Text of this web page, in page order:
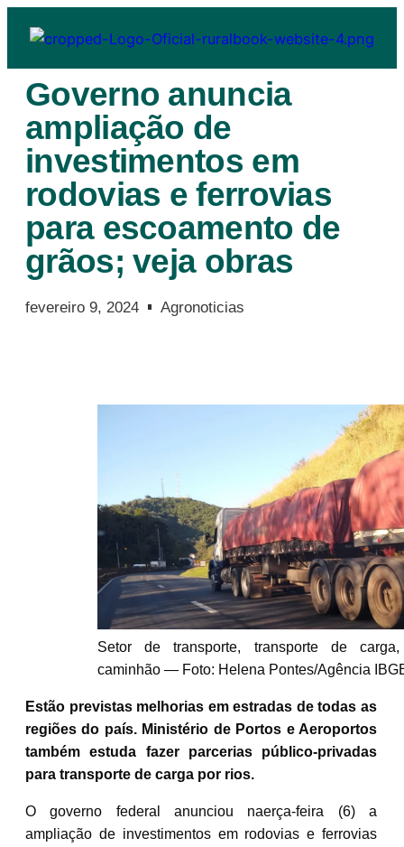
Governo anuncia
ampliação de
investimentos em
rodovias e ferrovias
para escoamento de
grãos; veja obras
fevereiro 9, 2024 Agronoticias
Setor de transporte, transporte de carga,
caminhão — Foto: Helena Pontes/Agência
Estão previstas melhorias em estradas de todas as
regiões do país. Ministério de Portos e Aeroportos
também estuda fazer parcerias público-privadas
para transporte de carga por rios.
O governo federal anunciou naerça-feira (6) a
ampliação de investimentos em rodovias e ferrovias